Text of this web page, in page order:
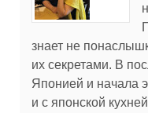
знает не
их секретами. В
Японией и начала
и с японской